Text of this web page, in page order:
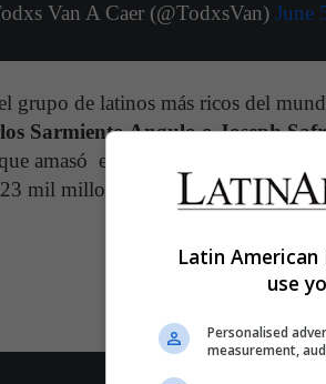
Van A Caer (@TodxsVan) June
grupo de latinos más ricos del
Sarmiento Angulo o Joseph
amasó en el sector de la minería y
mil millones de dólares.
Latin
use
Personalised
measurement,